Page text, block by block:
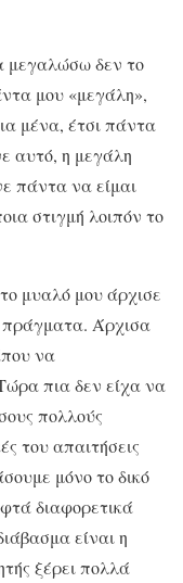
μεγαλώσω δεν το
μου «μεγάλη»,
μένα, έτσι πάντα
αυτό, η μεγάλη
πάντα να είμαι
στιγμή λοιπόν το
μυαλό μου άρχισε
Άρχισα
να
πια δεν είχα να
πολλούς
του απαιτήσεις
μόνο το δικό
διαφορετικά
είναι η
ξέρει πολλά